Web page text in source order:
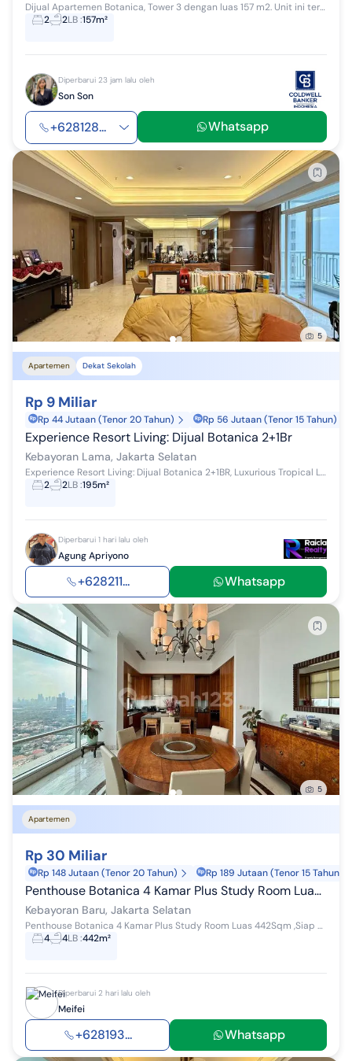
Dijual Apartemen Botanica, Tower 3 dengan luas 157 m2. Unit ini terdiri dari 2 kamar tidur, 2 kamar mandi, maid area. Unit ini terletak di lantai t...
2
2LB:157m²
Diperbarui 23 jam lalu oleh
Son Son
+628128... Whatsapp
5
Apartemen Dekat Sekolah
Rp 9 Miliar
Rp 44 Jutaan (Tenor 20 Tahun) Rp 56 Jutaan (Tenor 15 Tahun)
Experience Resort Living: Dijual Botanica 2+1Br
Kebayoran Lama, Jakarta Selatan
Experience Resort Living: Dijual Botanica 2+1BR, Luxurious Tropical Living Kamar Tidur: 2+1 Kamar Mandi: 2 Kamar Tidur ART: 1 Kamar Mandi ART: 1 Si...
2
2LB:195m²
Diperbarui 1 hari lalu oleh
Agung Apriyono
+628211... Whatsapp
5
Apartemen
Rp 30 Miliar
Rp 148 Jutaan (Tenor 20 Tahun) Rp 189 Jutaan (Tenor 15 Tahun)
Penthouse Botanica 4 Kamar Plus Study Room Luas 442Sqm ,Siap Huni
Kebayoran Baru, Jakarta Selatan
Penthouse Botanica 4 Kamar Plus Study Room Luas 442Sqm ,Siap Huni Hub Mei di 0819xxxxxxxx
4
4LB:442m²
Diperbarui 2 hari lalu oleh
Meifei
+628193... Whatsapp